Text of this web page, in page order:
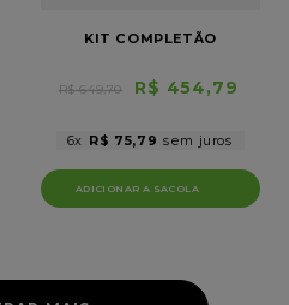
KIT COMPLETÃO
R$ 454,79
R$ 649,70
6 R$ 75,79